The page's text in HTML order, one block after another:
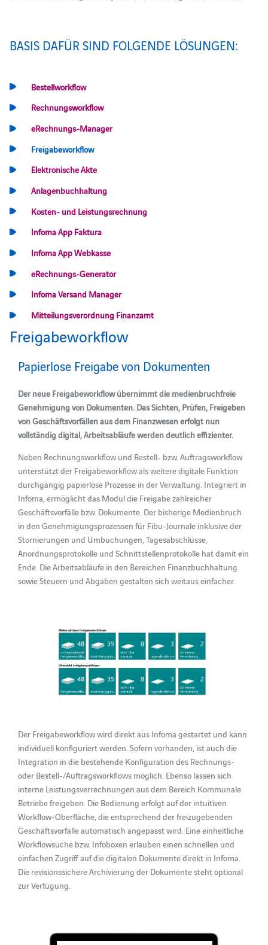
BASIS DAFÜR SIND FOLGENDE LÖSUNGEN:
Bestellworkflow
Rechnungsworkflow
eRechnungs-Manager
Freigabeworkflow
Elektronische Akte
Anlagenbuchhaltung
Kosten- und Leistungsrechnung
Infoma App Faktura
Infoma App Webkasse
eRechnungs-Generator
Infoma Versand Manager
Mitteilungsverordnung Finanzamt
Freigabeworkflow
Papierlose Freigabe von Dokumenten
Der neue Freigabeworkflow übernimmt die medienbruchfreie
Genehmigung von Dokumenten. Das Sichten, Prüfen, Freigeben
von Geschäftsvorfällen aus dem Finanzwesen erfolgt nun
vollständig digital, Arbeitsabläufe werden deutlich effizienter.
Neben Rechnungsworkflow und Bestell- bzw. Auftragsworkflow
unterstützt der Freigabeworkflow als weitere digitale Funktion
durchgängig papierlose Prozesse in der Verwaltung. Integriert in
Infoma, ermöglicht das Modul die Freigabe zahlreicher
Geschäftsvorfälle bzw. Dokumente. Der bisherige Medienbruch
in den Genehmigungsprozessen für Fibu-Journale inklusive der
Stornierungen und Umbuchungen, Tagesabschlüsse,
Anordnungsprotokolle und Schnittstellenprotokolle hat damit ein
Ende. Die Arbeitsabläufe in den Bereichen Finanzbuchhaltung
sowie Steuern und Abgaben gestalten sich weitaus einfacher.
Der Freigabeworkflow wird direkt aus Infoma gestartet und kann
individuell konfiguriert werden. Sofern vorhanden, ist auch die
Integration in die bestehende Konfiguration des Rechnungs-
oder Bestell-/Auftragsworkflows möglich. Ebenso lassen sich
interne Leistungsverrechnungen aus dem Bereich Kommunale
Betriebe freigeben. Die Bedienung erfolgt auf der intuitiven
Workflow-Oberfläche, die entsprechend der freizugebenden
Geschäftsvorfälle automatisch angepasst wird. Eine einheitliche
Workflowsuche bzw. Infoboxen erlauben einen schnellen und
einfachen Zugriff auf die digitalen Dokumente direkt in Infoma.
Die revisionssichere Archivierung der Dokumente steht optional
zur Verfügung.